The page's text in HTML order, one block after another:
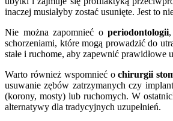
inaczej musiałyby zostać usunięte. Jest to
Nie można zapomnieć operiodontologii
schorzeniami, które mogą prowadzić do
stałe i ruchome, aby zapewnić
Warto również wspomnieć ochirurgii
usuwanie zębów zatrzymanych czy
(korony, mosty) lub ruchomych. W
alternatywy dla tradycyjnych uzupełnień.